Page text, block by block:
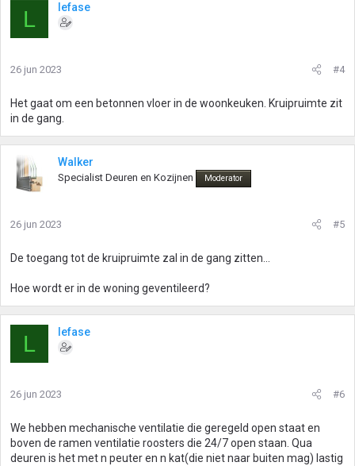
L lefase
26 jun 2023 #4
Het gaat om een betonnen vloer in de woonkeuken. Kruipruimte zit
in de gang.
Walker
Specialist Deuren en Kozijnen Moderator
26 jun 2023 #5
De toegang tot de kruipruimte zal in de gang zitten...
Hoe wordt er in de woning geventileerd?
L lefase
26 jun 2023 #6
We hebben mechanische ventilatie die geregeld open staat en
boven de ramen ventilatie roosters die 24/7 open staan. Qua
deuren is het met n peuter en n kat(die niet naar buiten mag) lastig